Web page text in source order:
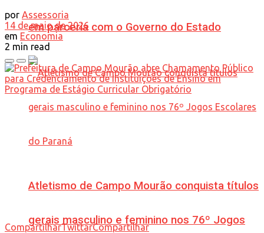
em parceria com o Governo do Estado
Atletismo de Campo Mourão conquista títulos
gerais masculino e feminino nos 76º Jogos
por Assessoria
14 de maio de 2026
em Economia
2 min read
CompartilharTwittarCompartilhar